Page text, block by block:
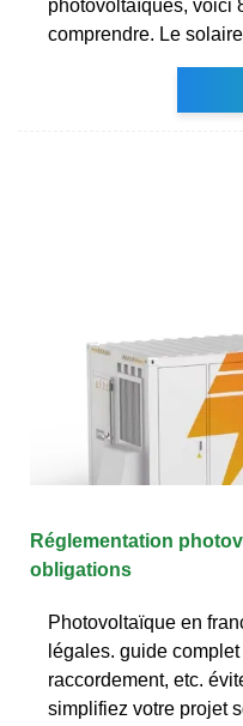
photovoltaïques, voici
comprendre. Le
Réglementation
obligations
Photovoltaïque en
légales. guide
raccordement, etc.
simplifiez votre projet